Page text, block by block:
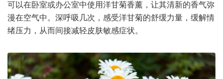
可以在卧室或办公室中使用洋甘菊香薰，让其清新的香气弥
漫在空气中。深呼吸几次，感受洋甘菊的舒缓力量，缓解情
绪压力，从而间接减轻皮肤敏感症状。